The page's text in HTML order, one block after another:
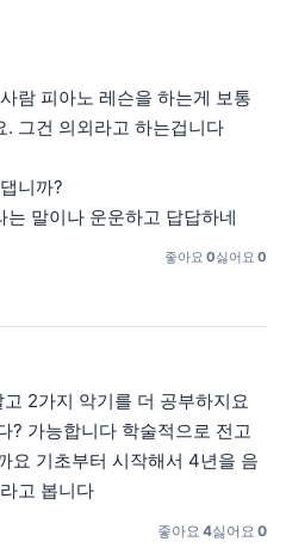
람 피아노 레슨을 하는게 보통
. 그건 의외라고 하는겁니다
니까?
말이나 운운하고 답답하네
좋아요 0싫어요 0
2가지 악기를 더 공부하지요
? 가능합니다 학술적으로 전고
요 기초부터 시작해서 4년을 음
고 봅니다
좋아요 4싫어요 0